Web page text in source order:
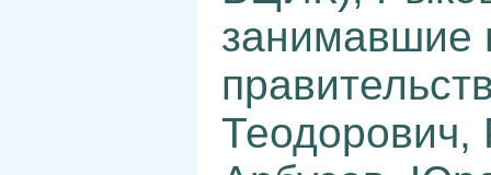
занимавшие